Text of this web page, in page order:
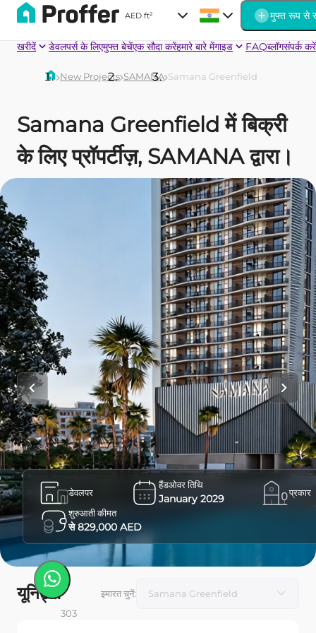
AED ft² मुफ्त रूप से
खरीदें डेवलपर्स के लिएमुफ्त बेचेंएक सौदा करेंहमारे बारे मेंगाइड FAQब्लॉगसंपर्क करें
New Projects SAMANA Samana Greenfield
Samana Greenfield में बिक्री
के लिए प्रॉपर्टीज़, SAMANA द्वारा।
डेवलपर
हैंडओवर तिथि
January 2029
प्रकार
शुरुआती कीमत
से 829,000 AED
यूनिट्स
303
इमारत चुनें: